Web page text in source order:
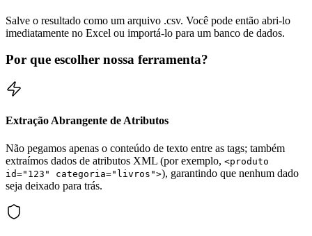
Salve o resultado como um arquivo .csv. Você pode então abri-lo
imediatamente no Excel ou importá-lo para um banco de dados.
Por que escolher nossa ferramenta?
Extração Abrangente de Atributos
Não pegamos apenas o conteúdo de texto entre as tags; também
extraímos dados de atributos XML (por exemplo, <produto
id="123" categoria="livros">), garantindo que nenhum dado
seja deixado para trás.